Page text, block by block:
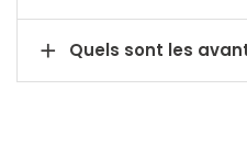
 Quels sont les